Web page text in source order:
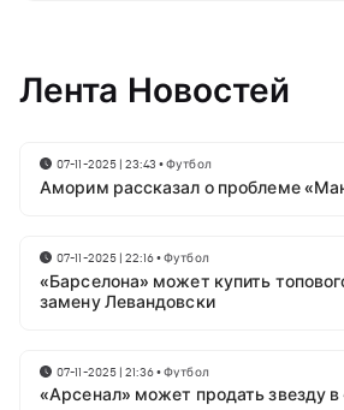
Лента Новостей
07-11-2025 | 23:43 •Футбол
Аморим рассказал о проблеме
07-11-2025 | 22:16•Футбол
«Барселона» может купить
замену Левандовски
07-11-2025 | 21:36•Футбол
«Арсенал» может продать звезду в